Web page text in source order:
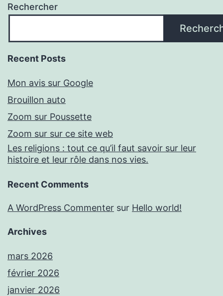
Rechercher
Recent Posts
Mon avis sur Google
Brouillon auto
Zoom sur Poussette
Zoom sur sur ce site web
Les religions : tout ce qu’il faut savoir sur leur
histoire et leur rôle dans nos vies.
Recent Comments
A WordPress Commenter sur Hello world!
Archives
mars 2026
février 2026
janvier 2026